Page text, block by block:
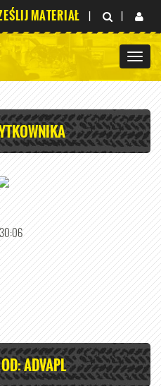
MATERIAŁ | |
ADVAPL